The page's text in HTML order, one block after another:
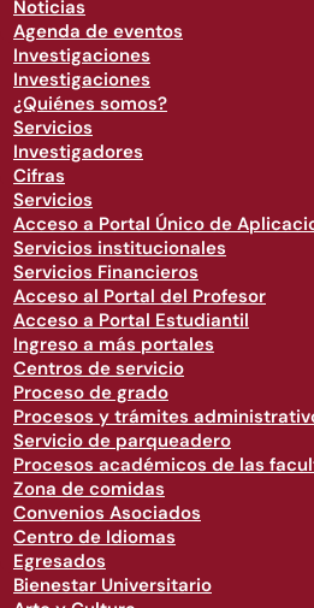
Noticias
Agenda de eventos
Investigaciones
Investigaciones
¿Quiénes somos?
Servicios
Investigadores
Cifras
Servicios
Acceso a Portal Único de
Servicios institucionales
Servicios Financieros
Acceso al Portal del Profesor
Acceso a Portal Estudiantil
Ingreso a más portales
Centros de servicio
Proceso de grado
Procesos y trámites
Servicio de parqueadero
Procesos académicos de las
Zona de comidas
Convenios Asociados
Centro de Idiomas
Egresados
Bienestar Universitario